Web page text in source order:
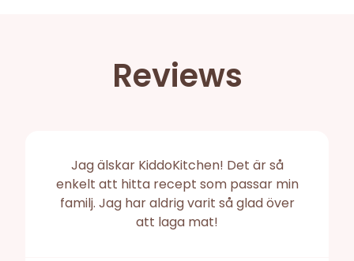
Reviews
Jag älskar KiddoKitchen! Det är så
enkelt att hitta recept som passar min
familj. Jag har aldrig varit så glad över
att laga mat!